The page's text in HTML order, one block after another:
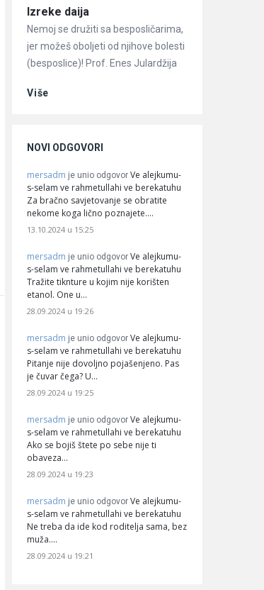
Članci
Izreke daija
Nemoj se družiti sa besposličarima,
jer možeš oboljeti od njihove bolesti
(besposlice)! Prof. Enes Julardžija
Više
NOVI ODGOVORI
mersadm je unio odgovor Ve alejkumu-
s-selam ve rahmetullahi ve berekatuhu
Za bračno savjetovanje se obratite
nekome koga lično poznajete.…
13.10.2024 u 15:25
mersadm je unio odgovor Ve alejkumu-
s-selam ve rahmetullahi ve berekatuhu
Tražite tiknture u kojim nije korišten
etanol. One u…
28.09.2024 u 19:26
mersadm je unio odgovor Ve alejkumu-
s-selam ve rahmetullahi ve berekatuhu
Pitanje nije dovoljno pojašenjeno. Pas
je čuvar čega? U…
28.09.2024 u 19:25
mersadm je unio odgovor Ve alejkumu-
s-selam ve rahmetullahi ve berekatuhu
Ako se bojiš štete po sebe nije ti
obaveza…
28.09.2024 u 19:23
mersadm je unio odgovor Ve alejkumu-
s-selam ve rahmetullahi ve berekatuhu
Ne treba da ide kod roditelja sama, bez
muža.…
28.09.2024 u 19:21